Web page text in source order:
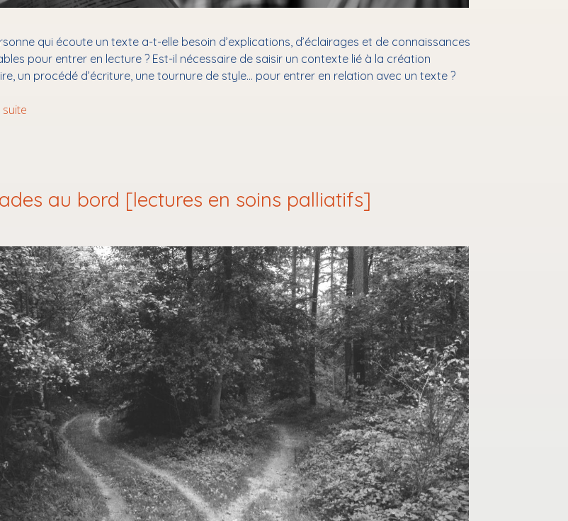
qui écoute un texte a-t-elle besoin d’explications, d’éclairages et de connaissances
pour entrer en lecture ? Est-il nécessaire de saisir un contexte lié à la création
un procédé d’écriture, une tournure de style… pour entrer en relation avec un texte ?
suite
fermés »
[article]au bord [lectures en soins palliatifs]